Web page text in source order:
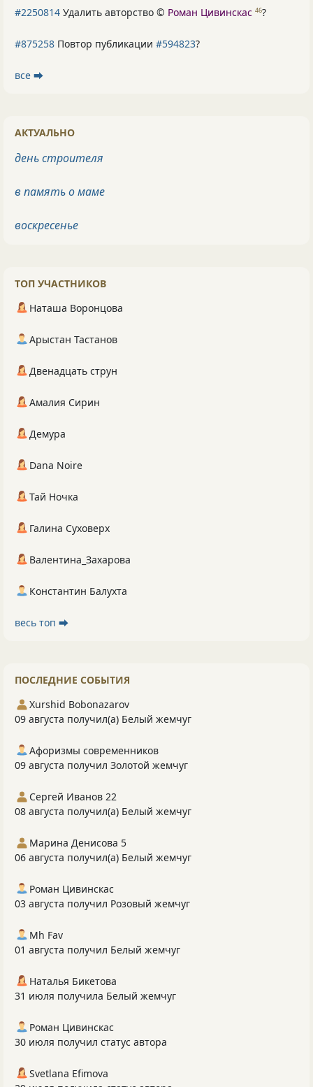
#2250814 Удалить авторство © Роман Цивинскас 46?
#875258 Повтор публикации #594823?
все ⮕
АКТУАЛЬНО
день строителя
в память о маме
воскресенье
ТОП УЧАСТНИКОВ
Наташа Воронцова
Арыстан Тастанов
Двенадцать струн
Амалия Сирин
Демура
Dana Noire
Тай Ночка
Галина Суховерх
Валентина_Захарова
Константин Балухта
весь топ ⮕
ПОСЛЕДНИЕ СОБЫТИЯ
Xurshid Bobonazarov
09 августа получил(а) Белый жемчуг
Афоризмы современников
09 августа получил Золотой жемчуг
Сергей Иванов 22
08 августа получил(а) Белый жемчуг
Марина Денисова 5
06 августа получил(а) Белый жемчуг
Роман Цивинскас
03 августа получил Розовый жемчуг
Mh Fav
01 августа получил Белый жемчуг
Наталья Бикетова
31 июля получила Белый жемчуг
Роман Цивинскас
30 июля получил статус автора
Svetlana Efimova